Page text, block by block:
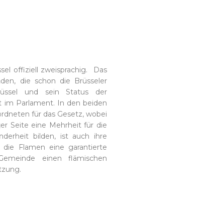
offiziell zweisprachig. Das
die schon die Brüsseler
und sein Status der
im Parlament. In den beiden
für das Gesetz, wobei
Seite eine Mehrheit für die
bilden, ist auch ihre
Flamen eine garantierte
einen flämischen